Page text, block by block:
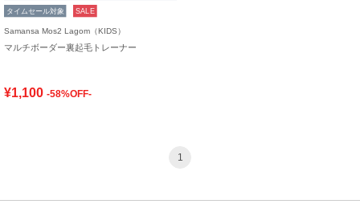
タイムセール対象 SALE
Samansa Mos2 Lagom（KIDS）
マルチボーダー裏起毛トレーナー
¥1,100 -58%OFF-
1